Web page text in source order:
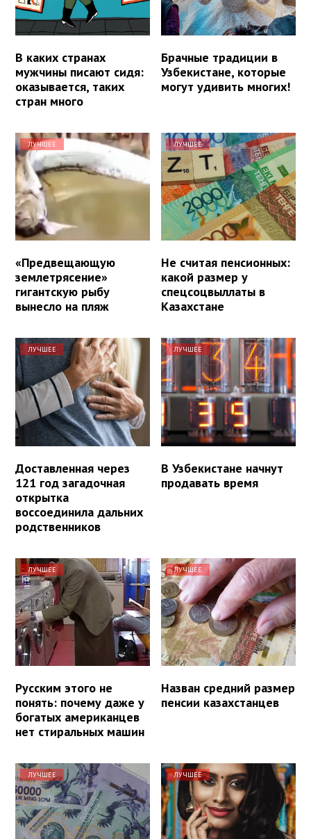
В каких странах
мужчины писают сидя:
оказывается, таких
стран много
Брачные традиции в
Узбекистане, которые
могут удивить многих!
ЛУЧШЕЕ
«Предвещающую
землетрясение»
гигантскую рыбу
вынесло на пляж
ЛУЧШЕЕ
Не считая пенсионных:
какой размер у
спецсоцвыллаты в
Казахстане
ЛУЧШЕЕ
Доставленная через
121 год загадочная
открытка
воссоединила дальних
родственников
ЛУЧШЕЕ
В Узбекистане начнут
продавать время
ЛУЧШЕЕ
Русским этого не
понять: почему даже у
богатых американцев
нет стиральных машин
ЛУЧШЕЕ
Назван средний размер
пенсии казахстанцев
ЛУЧШЕЕ ЛУЧШЕЕ